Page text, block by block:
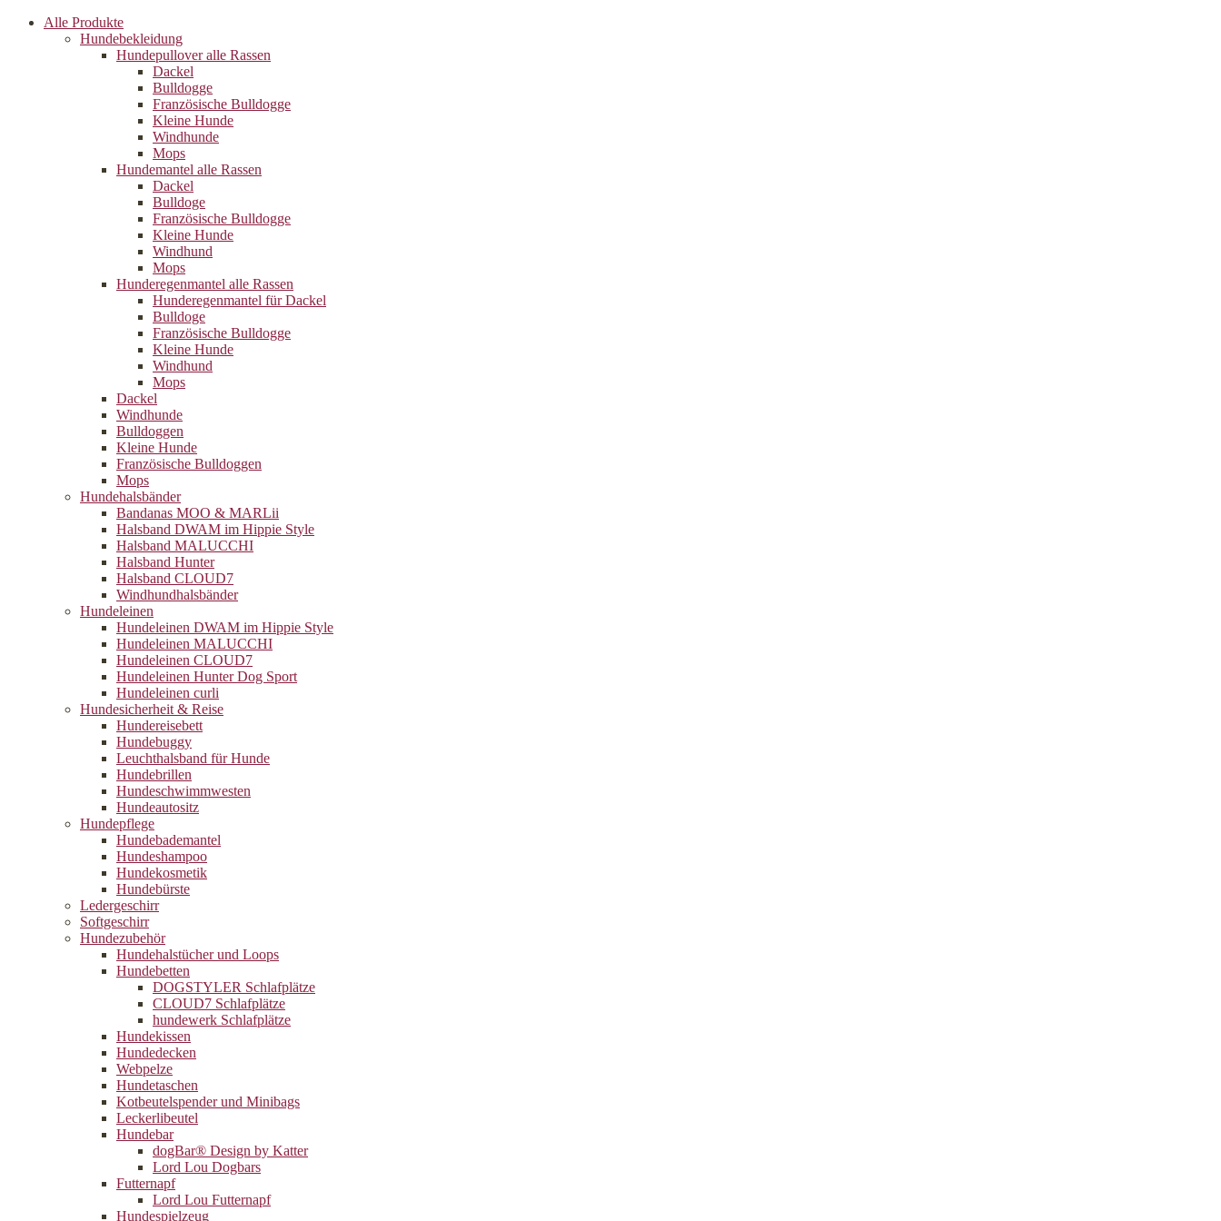
Alle Produkte
Hundebekleidung
Hundepullover alle Rassen
Dackel
Bulldogge
Französische Bulldogge
Kleine Hunde
Windhunde
Mops
Hundemantel alle Rassen
Dackel
Bulldoge
Französische Bulldogge
Kleine Hunde
Windhund
Mops
Hunderegenman­tel alle Rassen
Hunderegenmantel für Dackel
Bulldoge
Französische Bulldogge
Kleine Hunde
Windhund
Mops
Dackel
Windhunde
Bulldoggen
Kleine Hunde
Französische Bulldoggen
Mops
Hundehalsbänder
Bandanas MOO & MARLii
Halsband DWAM im Hippie Style
Halsband MALUCCHI
Halsband Hunter
Halsband CLOUD7
Windhundhalsbänder
Hundeleinen
Hundeleinen DWAM im Hippie Style
Hundeleinen MALUCCHI
Hundeleinen CLOUD7
Hundeleinen Hunter Dog Sport
Hundeleinen curli
Hundesicherheit & Reise
Hundereisebett
Hundebuggy
Leuchthalsband für Hunde
Hundebrillen
Hundeschwimmwesten
Hundeautositz
Hundepflege
Hundebademantel
Hundeshampoo
Hundekosmetik
Hundebürste
Ledergeschirr
Softgeschirr
Hundezubehör
Hundehalstücher und Loops
Hundebetten
DOGSTYLER Schlafplätze
CLOUD7 Schlafplätze
hundewerk Schlafplätze
Hundekissen
Hundedecken
Webpelze
Hundetaschen
Kotbeutelspender und Minibags
Leckerlibeutel
Hundebar
dogBar® Design by Katter
Lord Lou Dogbars
Futternapf
Lord Lou Futternapf
Hundespielzeug